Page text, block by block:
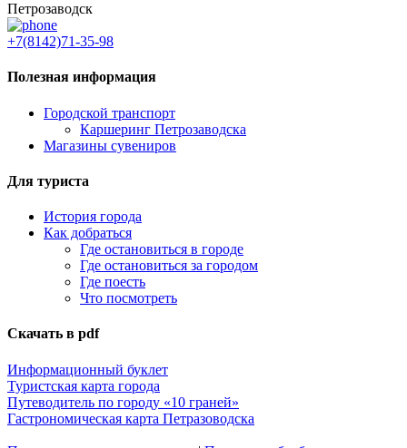
Петрозаводск
+7(8142)71-35-98
Полезная информация
Городской транспорт
Каршеринг Петрозаводска
Магазины сувениров
Для туриста
История города
Как добраться
Где остановиться в городе
Где остановиться за городом
Где поесть
Что посмотреть
Скачать в pdf
Информационный буклет
Туристская карта города
Путеводитель по городу «10 граней»
Гастрономическая карта Петразоводска